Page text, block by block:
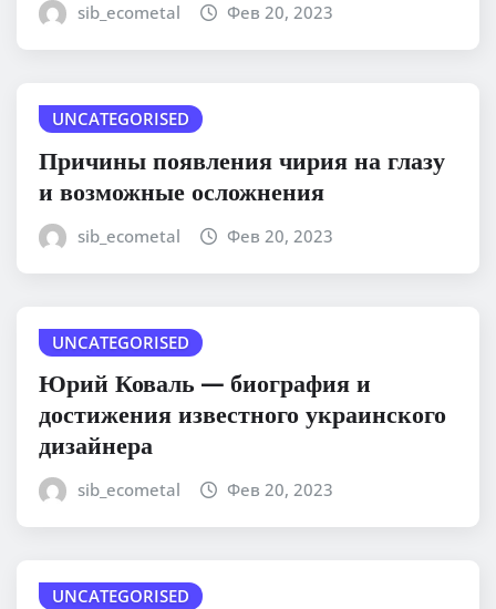
sib_ecometal Фев 20, 2023
UNCATEGORISED
Причины появления чирия на глазу
и возможные осложнения
sib_ecometal Фев 20, 2023
UNCATEGORISED
Юрий Коваль — биография и
достижения известного украинского
дизайнера
sib_ecometal Фев 20, 2023
UNCATEGORISED